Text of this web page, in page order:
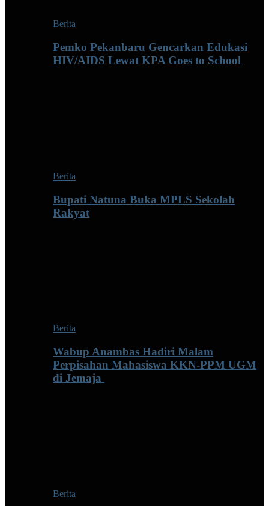
Berita
Pemko Pekanbaru Gencarkan Edukasi
HIV/AIDS Lewat KPA Goes to School
Berita
Bupati Natuna Buka MPLS Sekolah
Rakyat
Berita
Wabup Anambas Hadiri Malam
Perpisahan Mahasiswa KKN-PPM UGM
di Jemaja ‎
Berita